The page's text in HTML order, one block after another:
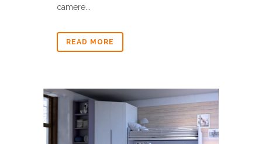
camere...
READ MORE